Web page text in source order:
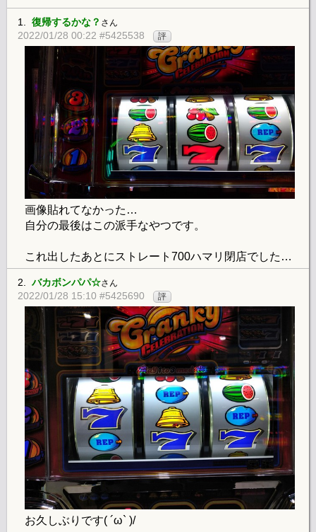
1. 復帰するかな？ さん
2022/01/28 00:22 #5425538 評
画像貼れてなかった…
自分の最後はこの派手なやつです。
これ出したあとにストレート700ハマリ閉店でした…
2. バカボンパパ☆さん
2022/01/28 15:10 #5425690 評
お久しぶりです( ´ω` )/